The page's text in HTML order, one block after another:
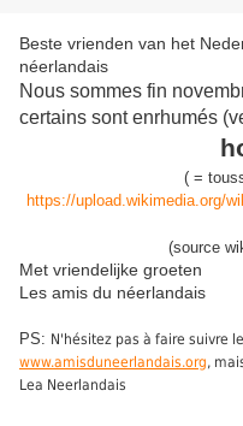
Beste vrienden van het
néerlandais
Nous sommes fin
certains sont enrhumés
(=
https://upload.wikimedia.org/
(source
Met vriendelijke groeten
Les amis du néerlandais
PS: N'hésitez pas à faire suivre
www.amisduneerlandais.org,
Lea Neerlandais